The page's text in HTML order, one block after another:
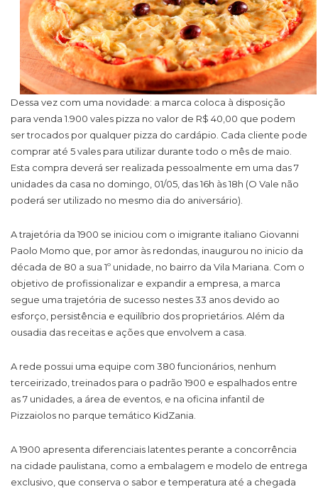
Dessa vez com uma novidade: a marca coloca à disposição
para venda 1.900 vales pizza no valor de R$ 40,00 que podem
ser trocados por qualquer pizza do cardápio. Cada cliente pode
comprar até 5 vales para utilizar durante todo o mês de maio.
Esta compra deverá ser realizada pessoalmente em uma das 7
unidades da casa no domingo, 01/05, das 16h às 18h (O Vale não
poderá ser utilizado no mesmo dia do aniversário).
A trajetória da 1900 se iniciou com o imigrante italiano Giovanni
Paolo Momo que, por amor às redondas, inaugurou no inicio da
década de 80 a sua 1º unidade, no bairro da Vila Mariana. Com o
objetivo de profissionalizar e expandir a empresa, a marca
segue uma trajetória de sucesso nestes 33 anos devido ao
esforço, persistência e equilíbrio dos proprietários. Além da
ousadia das receitas e ações que envolvem a casa.
A rede possui uma equipe com 380 funcionários, nenhum
terceirizado, treinados para o padrão 1900 e espalhados entre
as 7 unidades, a área de eventos, e na oficina infantil de
Pizzaiolos no parque temático KidZania.
A 1900 apresenta diferenciais latentes perante a concorrência
na cidade paulistana, como a embalagem e modelo de entrega
exclusivo, que conserva o sabor e temperatura até a chegada